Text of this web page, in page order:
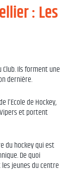
: Les
Ils forment une
dernière.
l’Ecole de Hockey,
et portent
du hockey qui est
De quoi
jeunes du centre